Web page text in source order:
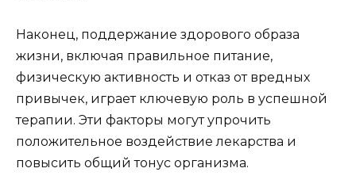
Наконец, поддержание здорового образа
жизни, включая правильное питание,
физическую активность и отказ от вредных
привычек, играет ключевую роль в успешной
терапии. Эти факторы могут упрочить
положительное воздействие лекарства и
повысить общий тонус организма.